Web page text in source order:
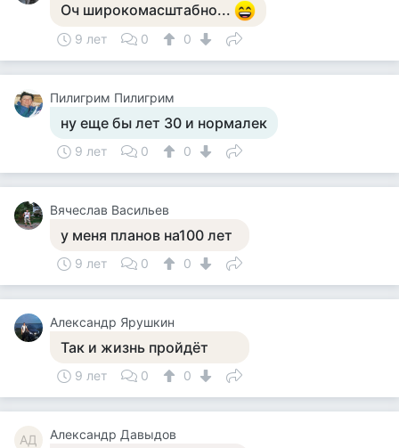
Оч широкомасштабно...
9 лет 0 0
Пилигрим Пилигрим
ну еще бы лет 30 и нормалек
9 лет 0 0
Вячеслав Васильев
у меня планов на100 лет
9 лет 0 0
Александр Ярушкин
Так и жизнь пройдёт
9 лет 0 0
АД Александр Давыдов